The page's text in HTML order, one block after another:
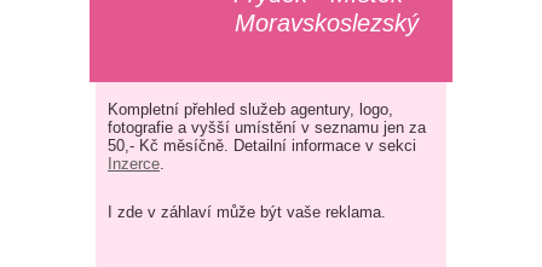
Moravskoslezský
Kompletní přehled služeb agentury, logo,
fotografie a vyšší umístění v seznamu jen za
50,- Kč měsíčně. Detailní informace v sekci
Inzerce.
I zde v záhlaví může být vaše reklama.